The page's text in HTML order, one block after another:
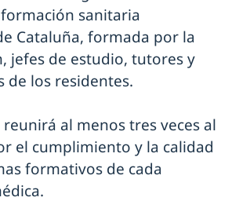
sanitaria
Cataluña, formada por la
jefes de estudio, tutores y
de los residentes.
al menos tres veces al
el cumplimiento y la calidad
formativos de cada